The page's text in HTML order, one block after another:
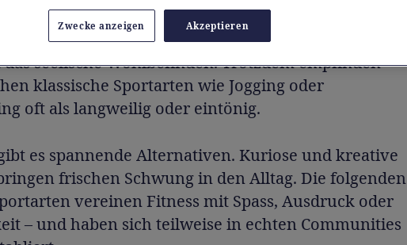
Körper und Geist. Wer sich regelmässig bewegt,
Herz-Kreislauf-Funktion, kräftigt die Muskulatur
seelische Wohlbefinden. Trotzdem empfinden
klassische Sportarten wie Jogging oder
oft als langweilig oder eintönig.
es spannende Alternativen. Kuriose und kreative
frischen Schwung in den Alltag. Die folgenden
vereinen Fitness mit Spass, Ausdruck oder
– und haben sich teilweise in echten Communities
Zwecke anzeigen Akzeptieren